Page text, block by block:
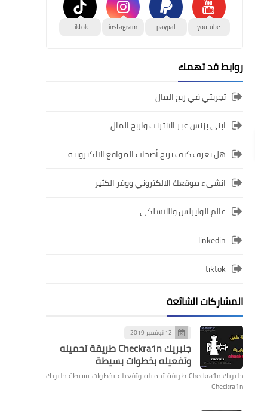
youtube
paypal
instagram
tiktok
روابط قد تهمك
تجربتي في ربح المال
ابني بزنس عبر الانترنت واربح المال
هل تعرف كيف يربح أصحاب المواقع الالكترونية
انشىء موقعك الالكتروني ووفر الكثير
عالم الوايرلس واللاسلكي
linkedin
tiktok
المشاركات الشائعة
12 نوفمبر 2019
جلبريك Checkra1n طريقة تحميله
وتفعيله بخطوات بسيطة
جلبريك Checkra1n طريقة تحميله وتفعيله بخطوات بسيطة جلبريك
Checkra1n